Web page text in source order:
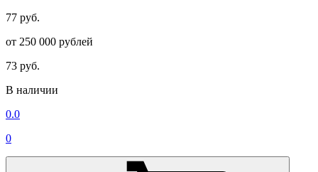
77 руб.
от 250 000 рублей
73 руб.
В наличии
0.0
0